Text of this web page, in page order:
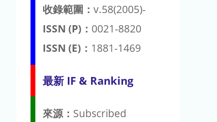
收錄範圍： v.58(2005)-
ISSN (P)： 0021-8820
ISSN (E)： 1881-1469
最新 IF & Ranking
來源： Subscribed